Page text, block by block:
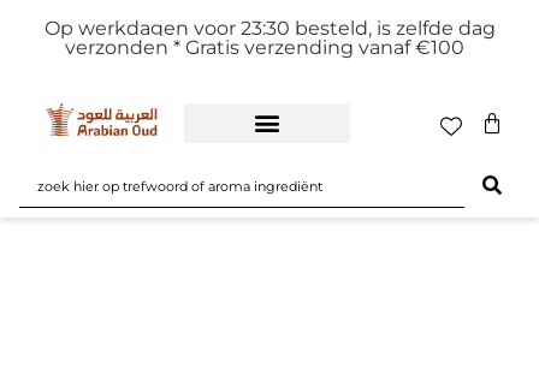
Op werkdagen voor 23:30 besteld, is zelfde dag
verzonden * Gratis verzending vanaf €100